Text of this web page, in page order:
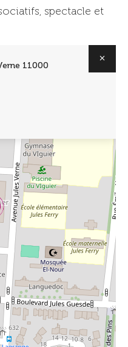
spectacle et
11000